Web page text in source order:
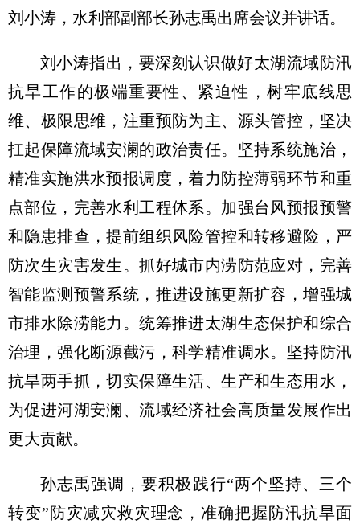
刘小涛，水利部副部长孙志禹出席会议并讲话。
刘小涛指出，要深刻认识做好太湖流域防汛
抗旱工作的极端重要性、紧迫性，树牢底线思
维、极限思维，注重预防为主、源头管控，坚决
扛起保障流域安澜的政治责任。坚持系统施治，
精准实施洪水预报调度，着力防控薄弱环节和重
点部位，完善水利工程体系。加强台风预报预警
和隐患排查，提前组织风险管控和转移避险，严
防次生灾害发生。抓好城市内涝防范应对，完善
智能监测预警系统，推进设施更新扩容，增强城
市排水除涝能力。统筹推进太湖生态保护和综合
治理，强化断源截污，科学精准调水。坚持防汛
抗旱两手抓，切实保障生活、生产和生态用水，
为促进河湖安澜、流域经济社会高质量发展作出
更大贡献。
孙志禹强调，要积极践行“两个坚持、三个
转变”防灾减灾救灾理念，准确把握防汛抗旱面